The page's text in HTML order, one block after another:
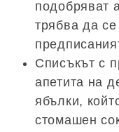
подобряват
трябва да се
Списъкът с
апетита на
ябълки,
стомашен